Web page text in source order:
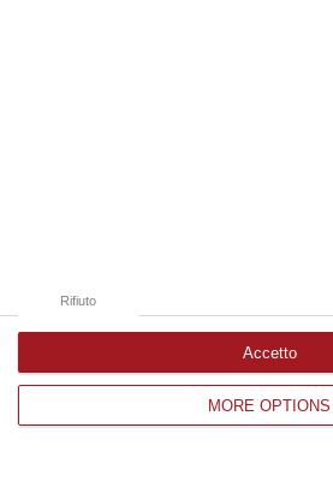
MORE OPTIONS
Rifiuto
Accetto
Corriere delle Calabria è una testata